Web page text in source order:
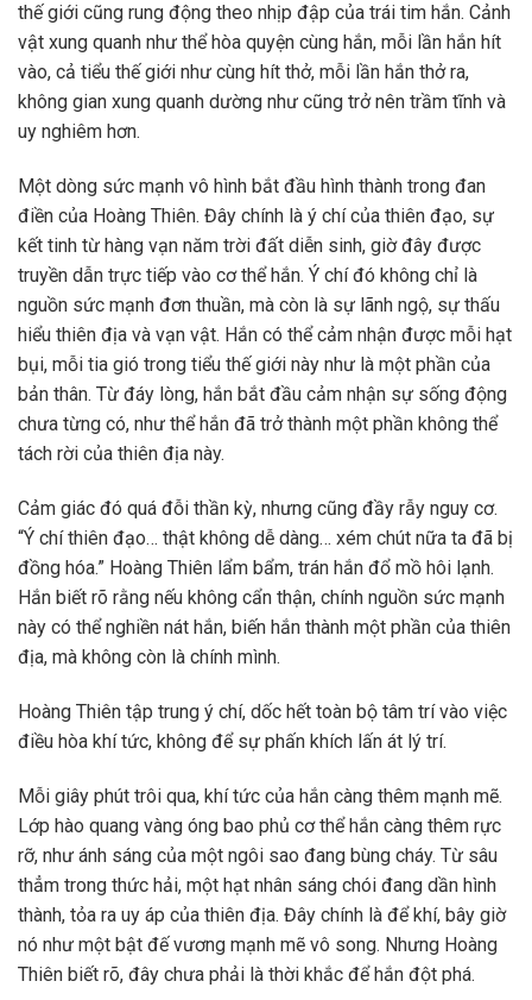
thế giới cũng rung động theo nhịp đập của trái tim hắn. Cảnh
vật xung quanh như thể hòa quyện cùng hắn, mỗi lần hắn hít
vào, cả tiểu thế giới như cùng hít thở, mỗi lần hắn thở ra,
không gian xung quanh dường như cũng trở nên trầm tĩnh và
uy nghiêm hơn.
Một dòng sức mạnh vô hình bắt đầu hình thành trong đan
điền của Hoàng Thiên. Đây chính là ý chí của thiên đạo, sự
kết tinh từ hàng vạn năm trời đất diễn sinh, giờ đây được
truyền dẫn trực tiếp vào cơ thể hắn. Ý chí đó không chỉ là
nguồn sức mạnh đơn thuần, mà còn là sự lãnh ngộ, sự thấu
hiểu thiên địa và vạn vật. Hắn có thể cảm nhận được mỗi hạt
bụi, mỗi tia gió trong tiểu thế giới này như là một phần của
bản thân. Từ đáy lòng, hắn bắt đầu cảm nhận sự sống động
chưa từng có, như thể hắn đã trở thành một phần không thể
tách rời của thiên địa này.
Cảm giác đó quá đỗi thần kỳ, nhưng cũng đầy rẫy nguy cơ.
“Ý chí thiên đạo… thật không dễ dàng… xém chút nữa ta đã bị
đồng hóa.” Hoàng Thiên lẩm bẩm, trán hắn đổ mồ hôi lạnh.
Hắn biết rõ rằng nếu không cẩn thận, chính nguồn sức mạnh
này có thể nghiền nát hắn, biến hắn thành một phần của thiên
địa, mà không còn là chính mình.
Hoàng Thiên tập trung ý chí, dốc hết toàn bộ tâm trí vào việc
điều hòa khí tức, không để sự phấn khích lấn át lý trí.
Mỗi giây phút trôi qua, khí tức của hắn càng thêm mạnh mẽ.
Lớp hào quang vàng óng bao phủ cơ thể hắn càng thêm rực
rỡ, như ánh sáng của một ngôi sao đang bùng cháy. Từ sâu
thẳm trong thức hải, một hạt nhân sáng chói đang dần hình
thành, tỏa ra uy áp của thiên địa. Đây chính là để khí, bây giờ
nó như một bật đế vương mạnh mẽ vô song. Nhưng Hoàng
Thiên biết rõ, đây chưa phải là thời khắc để hắn đột phá.